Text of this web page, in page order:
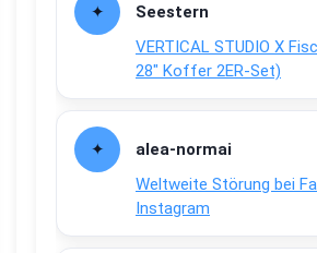
Seestern
VERTICAL STUDIO X
28″ Koffer 2ER-Set)
alea-normai
Weltweite Störung bei
Instagram